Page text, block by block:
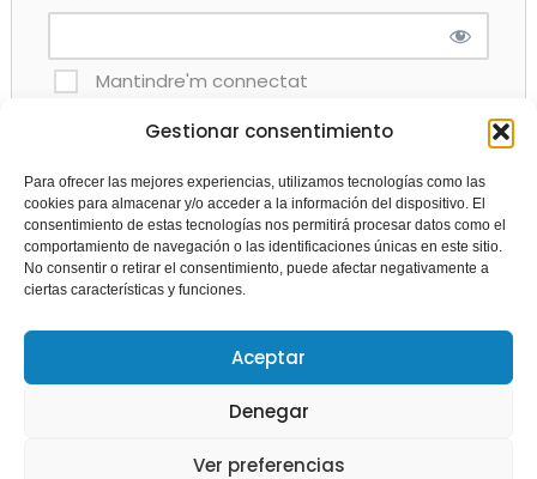
Gestionar consentimiento
Para ofrecer las mejores experiencias, utilizamos tecnologías como las
cookies para almacenar y/o acceder a la información del dispositivo. El
consentimiento de estas tecnologías nos permitirá procesar datos como el
comportamiento de navegación o las identificaciones únicas en este sitio.
No consentir o retirar el consentimiento, puede afectar negativamente a
ciertas características y funciones.
Aceptar
Denegar
Ver preferencias
Mantindre'm connectat
Vas perdre la teua contrasenya?